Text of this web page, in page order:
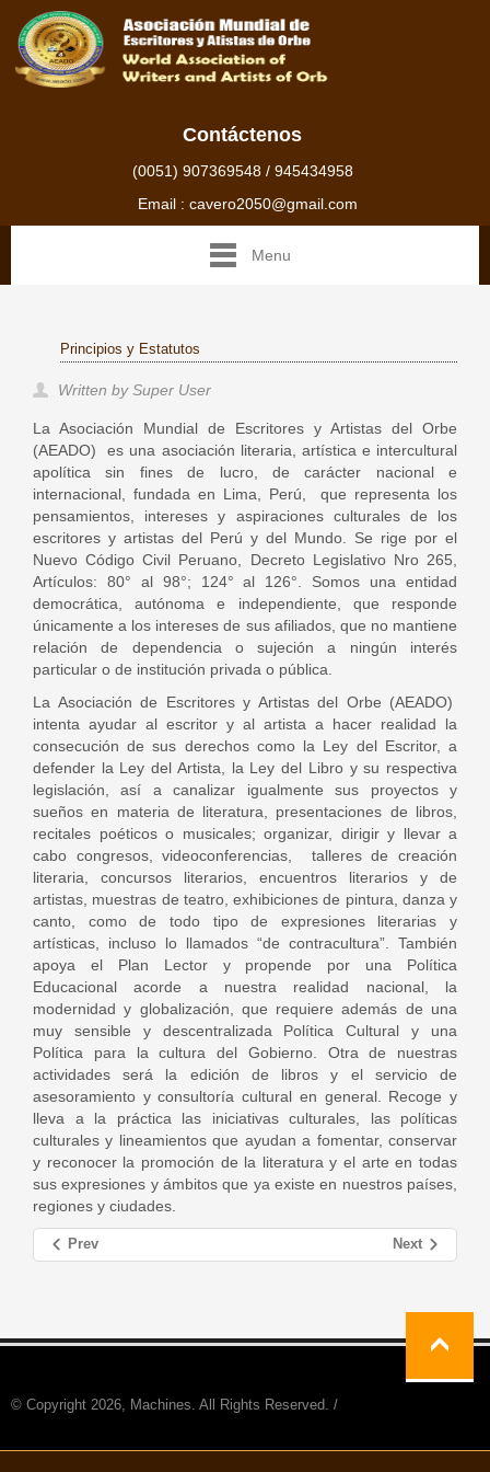
Contáctenos
(0051) 907369548 / 945434958
Email : cavero2050@gmail.com
Menu
Principios y Estatutos
Written by Super User
La Asociación Mundial de Escritores y Artistas del Orbe
(AEADO) es una asociación literaria, artística e intercultural
apolítica sin fines de lucro, de carácter nacional e
internacional, fundada en Lima, Perú, que representa los
pensamientos, intereses y aspiraciones culturales de los
escritores y artistas del Perú y del Mundo. Se rige por el
Nuevo Código Civil Peruano, Decreto Legislativo Nro 265,
Artículos: 80° al 98°; 124° al 126°. Somos una entidad
democrática, autónoma e independiente, que responde
única­mente a los intereses de sus afiliados, que no mantiene
relación de dependencia o sujeción a ningún interés
particular o de institución privada o pública.
La Asociación de Escritores y Artistas del Orbe (AEADO)
intenta ayudar al escritor y al artista a hacer realidad la
consecución de sus derechos como la Ley del Escritor, a
defender la Ley del Artista, la Ley del Libro y su respectiva
legislación, así a canalizar igualmente sus proyectos y
sueños en materia de literatura, presentaciones de libros,
recitales poéticos o musicales; organizar, dirigir y llevar a
cabo congresos, videoconferencias, talleres de creación
literaria, concursos literarios, encuentros literarios y de
artistas, muestras de teatro, exhibiciones de pintura, danza y
canto, como de todo tipo de expresiones literarias y
artísticas, incluso lo llamados “de contracultura”. También
apoya el Plan Lector y propende por una Política
Educacional acorde a nuestra realidad nacional, la
modernidad y globalización, que requiere además de una
muy sensible y descentralizada Política Cultural y una
Política para la cultura del Gobierno. Otra de nuestras
actividades será la edición de libros y el servicio de
asesoramiento y consultoría cultural en general. Recoge y
lleva a la práctica las iniciativas culturales, las políticas
culturales y lineamientos que ayudan a fomentar, conservar
y reconocer la promoción de la literatura y el arte en todas
sus expresiones y ámbitos que ya existe en nuestros países,
regiones y ciudades.
Prev Next
© Copyright 2026, Machines. All Rights Reserved. /